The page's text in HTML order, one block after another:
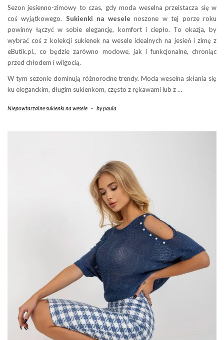
Sezon jesienno-zimowy to czas, gdy moda weselna przeistacza się w
coś wyjątkowego. Sukienki na wesele noszone w tej porze roku
powinny łączyć w sobie elegancję, komfort i ciepło. To okazja, by
wybrać coś z kolekcji sukienek na wesele idealnych na jesień i zimę z
eButik.pl., co będzie zarówno modowe, jak i funkcjonalne, chroniąc
przed chłodem i wilgocią.
W tym sezonie dominują różnorodne trendy. Moda weselna skłania się
ku eleganckim, długim sukienkom, często z rękawami lub z …
Niepowtarzalne sukienki na wesele - bypaula